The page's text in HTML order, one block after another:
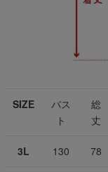
SIZE
バス
ト
総
丈
3L 130 78